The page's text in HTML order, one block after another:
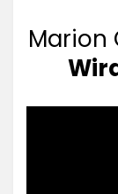
Marion